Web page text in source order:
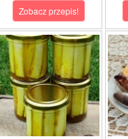
Zobacz przepis!